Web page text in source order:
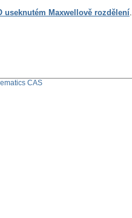
useknutém Maxwellově rozdělení.
CAS